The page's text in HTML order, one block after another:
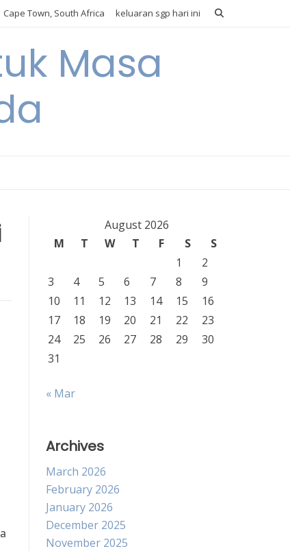
Cape Town, South Africa keluaran sgp hari ini
Masa
August 2026
M
T W T F S
S
1
2
3
4 5 6 7 8
9
10
11 12 13 14 15
16
17
18 19 20 21 22
23
24
25 26 27 28 29
30
31
« Mar
Archives
March 2026
February 2026
January 2026
December 2025
November 2025